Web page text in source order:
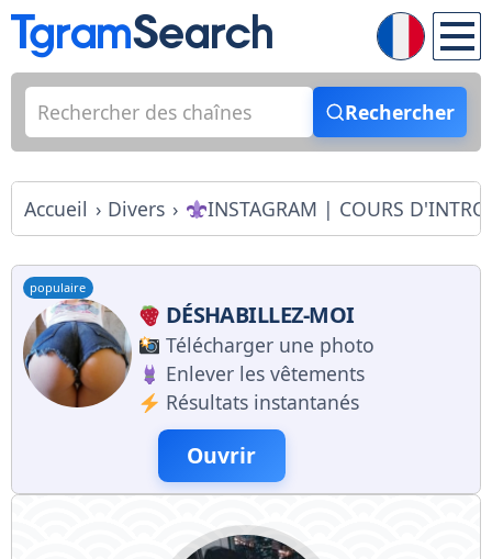
Rechercher
Accueil Divers INSTAGRAM | COURS
populaire
DÉSHABILLEZ-MOI
Télécharger une photo
Enlever les vêtements
Résultats instantanés
Ouvrir